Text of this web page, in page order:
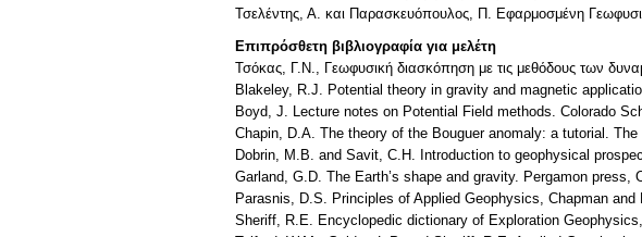
Τσελέντης, Α. και Παρασκευόπουλος, Π. Εφαρμοσμένη
Επιπρόσθετη βιβλιογραφία για μελέτη
Τσόκας, Γ.Ν., Γεωφυσική διασκόπηση με τις μεθόδους των
Blakeley, R.J. Potential theory in gravity and magnetic
Boyd, J. Lecture notes on Potential Field methods. Colorado
Chapin, D.A. The theory of the Bouguer anomaly: a tutorial.
Dobrin, M.B. and Savit, C.H. Introduction to geophysical
Garland, G.D. The Earth’s shape and gravity. Pergamon press,
Parasnis, D.S. Principles of Applied Geophysics, Chapman
Sheriff, R.E. Encyclopedic dictionary of Exploration